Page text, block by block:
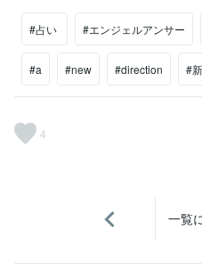
#占い #エンジェルアンサー
#a #new #direction #
4
一覧